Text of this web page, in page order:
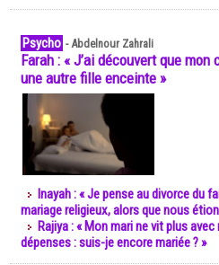
Psycho -Abdelnour Zahrali
Farah : « J’ai découvert que
une autre fille enceinte »
Inayah : « Je pense au divorce du
mariage religieux, alors que nous
Rajiya : « Mon mari ne vit plus
dépenses : suis-je encore mariée ? »